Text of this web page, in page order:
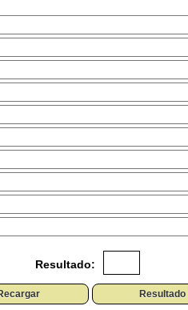
Resultado: